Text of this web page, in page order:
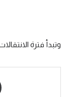
منتخب مصر
وتبدأ فترة